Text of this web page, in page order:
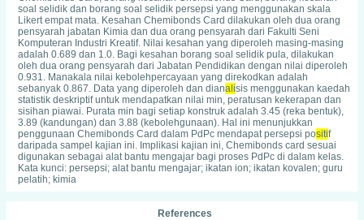
soal selidik dan borang soal selidik persepsi yang menggunakan skala
Likert empat mata. Kesahan Chemibonds Card dilakukan oleh dua orang
pensyarah jabatan Kimia dan dua orang pensyarah dari Fakulti Seni
Komputeran Industri Kreatif. Nilai kesahan yang diperoleh masing-masing
adalah 0.689 dan 1.0. Bagi kesahan borang soal selidik pula, dilakukan
oleh dua orang pensyarah dari Jabatan Pendidikan dengan nilai diperoleh
0.931. Manakala nilai kebolehpercayaan yang direkodkan adalah
sebanyak 0.867. Data yang diperoleh dan dianalisis menggunakan kaedah
statistik deskriptif untuk mendapatkan nilai min, peratusan kekerapan dan
sisihan piawai. Purata min bagi setiap konstruk adalah 3.45 (reka bentuk),
3.89 (kandungan) dan 3.88 (kebolehgunaan). Hal ini menunjukkan
penggunaan Chemibonds Card dalam PdPc mendapat persepsi positif
daripada sampel kajian ini. Implikasi kajian ini, Chemibonds card sesuai
digunakan sebagai alat bantu mengajar bagi proses PdPc di dalam kelas.
Kata kunci: persepsi; alat bantu mengajar; ikatan ion; ikatan kovalen; guru
pelatih; kimia
References